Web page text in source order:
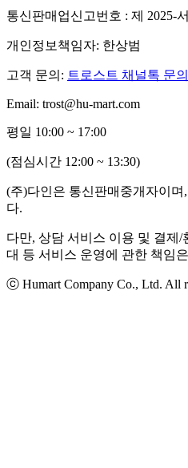
통신판매업신고번호 : 제 2025-
개인정보책임자: 한상범
고객 문의: 트로스트 채널톡 문의
Email: trost@hu-mart.com
평일 10:00 ~ 17:00
(점심시간 12:00 ~ 13:30)
(주)다인은 통신판매중개자이며
다.
다만, 상담 서비스 이용 및 결제
대 등 서비스 운영에 관한 책임
ⓒ Humart Company Co., Ltd. All